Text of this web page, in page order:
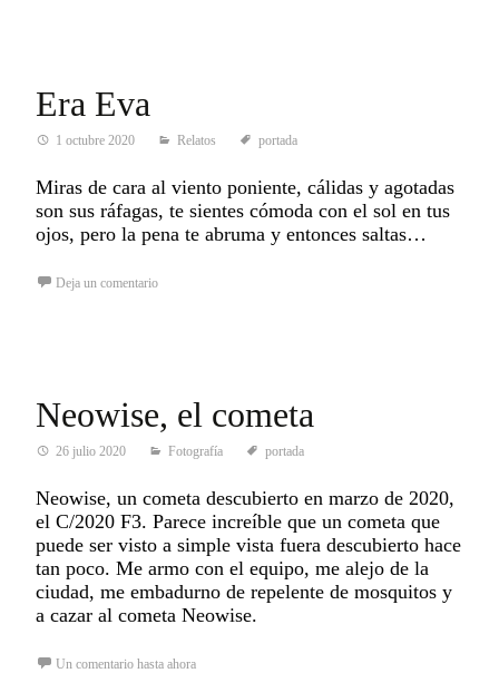
Era Eva
1 octubre 2020 Relatos portada
Miras de cara al viento poniente, cálidas y agotadas
son sus ráfagas, te sientes cómoda con el sol en tus
ojos, pero la pena te abruma y entonces saltas…
Deja un comentario
Neowise, el cometa
26 julio 2020 Fotografía portada
Neowise, un cometa descubierto en marzo de 2020,
el C/2020 F3. Parece increíble que un cometa que
puede ser visto a simple vista fuera descubierto hace
tan poco. Me armo con el equipo, me alejo de la
ciudad, me embadurno de repelente de mosquitos y
a cazar al cometa Neowise.
Un comentario hasta ahora